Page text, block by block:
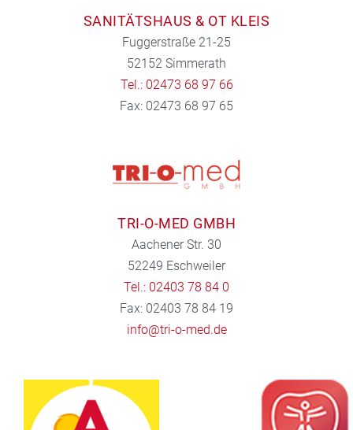
SANITÄTSHAUS & OT KLEIS
Fuggerstraße 21-25
52152 Simmerath
Tel.: 02473 68 97 66
Fax: 02473 68 97 65
TRI-O-MED GMBH
Aachener Str. 30
52249 Eschweiler
Tel.: 02403 78 84 0
Fax: 02403 78 84 19
info@tri-o-med.de